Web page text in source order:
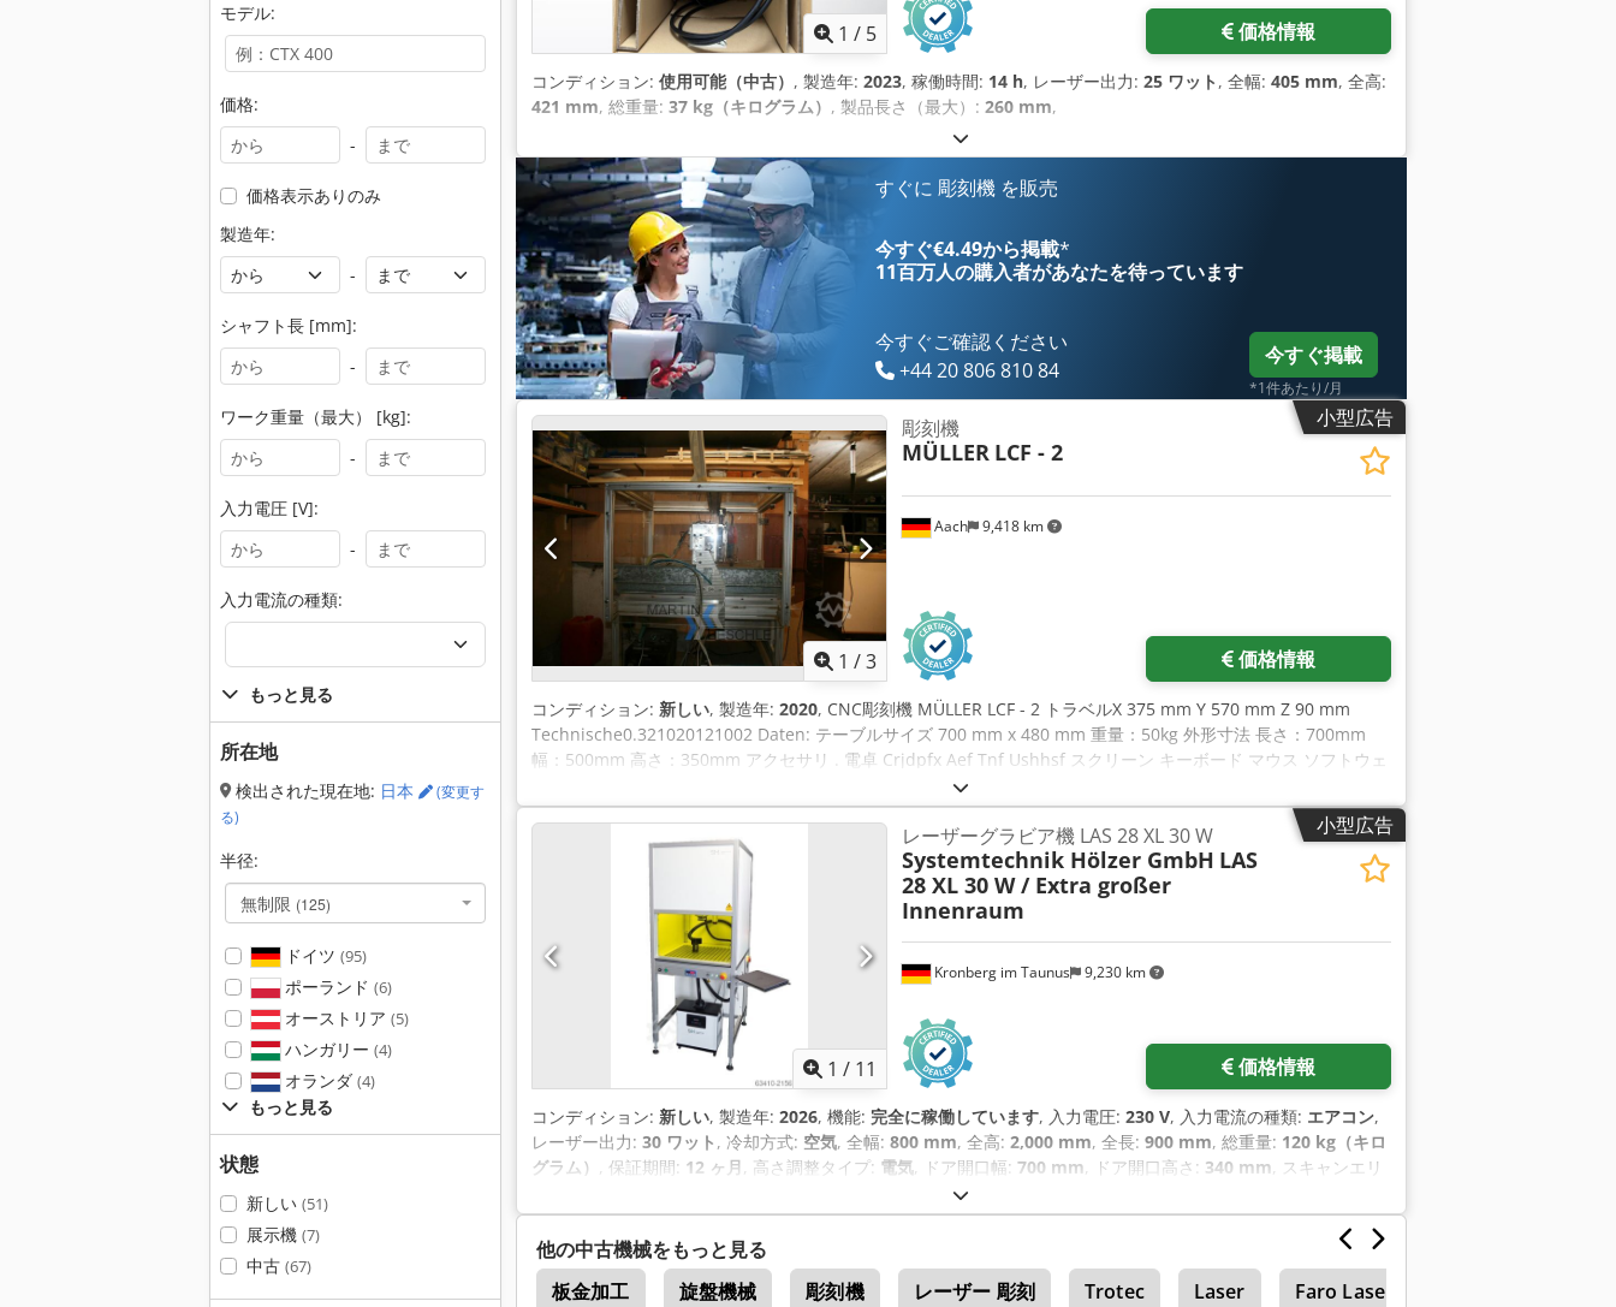
モデル:
価格:
-
価格表示ありのみ
製造年:
-
シャフト長 [mm]:
-
ワーク重量（最大） [kg]:
-
入力電圧 [V]:
-
入力電流の種類:
もっと見る
所在地
検出された現在地: 日本
(変更す
る)
半径:
無制限 (125)
ドイツ (95)
ポーランド (6)
オーストリア (5)
ハンガリー (4)
オランダ (4)
もっと見る
状態
新しい (51)
展示機 (7)
中古 (67)
1 / 5 価格情報
コンディション: 使用可能（中古） , 製造年: 2023, 稼働時間: 14 h, レーザー出力: 25 ワット , 全幅: 405 mm, 全高:
421 mm, 総重量: 37 kg（キログラム） , 製品長さ（最大）: 260 mm,
すぐに 彫刻機 を販売
今すぐ€4.49から掲載*
11百万人の購入者があなたを待っています
今すぐご確認ください
+44 20 806 810 84
今すぐ掲載
*1件あたり/月
小型広告
1 /3
Aach 9,418 km
彫刻機
MÜLLER LCF - 2
価格情報
コンディション: 新しい, 製造年: 2020, CNC彫刻機 MÜLLER LCF - 2 トラベルX 375 mm Y 570 mm Z 90 mm
Technische0.321020121002 Daten: テーブルサイズ 700 mm x 480 mm 重量：50kg 外形寸法 長さ：700mm
幅：500mm 高さ：350mm アクセサリ . 電卓 Crjdpfx Aef Tnf Ushhsf スクリーン キーボード マウス ソフトウェ
ア コントロール クレスカッター 真空ポンプ バルブスプレー verschと一緒に。コレットとカッター - NEW
小型広告
1 / 11
Kronberg im Taunus 9,230 km
レーザーグラビア機 LAS 28 XL 30 W
Systemtechnik Hölzer GmbH LAS
28 XL 30 W / Extra großer
Innenraum
価格情報
コンディション: 新しい, 製造年: 2026, 機能: 完全に稼働しています, 入力電圧: 230 V, 入力電流の種類: エアコン,
レーザー出力: 30 ワット , 冷却方式: 空気, 全幅: 800 mm, 全高: 2,000 mm, 全長: 900 mm, 総重量: 120 kg（キロ
グラム） , 保証期間: 12 ヶ月 , 高さ調整タイプ: 電気, ドア開口幅: 700 mm, ドア開口高さ: 340 mm, スキャンエリ
, 入力電流:16 A
高さ:900 mm, 設置スペース要件 長さ:900 mm, 周囲温度（最小）:15 °C, 周囲温度（最大）:35 °C, 入力周波
数:50 ヘルツ, レーザータイプ:
他の中古機械をもっと見る
板金加工
旋盤機械 彫刻機 レーザー 彫刻 Trotec Laser Faro Laser Tracker
Koelle Adh 50 Masturn 50